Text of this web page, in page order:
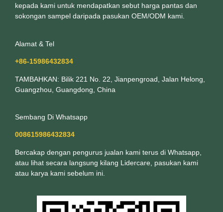
kepada kami untuk mendapatkan sebut harga pantas dan
sokongan sampel daripada pasukan OEM/ODM kami.
Alamat & Tel
+86-15986432834
TAMBAHKAN: Bilik 221 No. 22, Jianpengroad, Jalan Helong,
Guangzhou, Guangdong, China
Sembang Di Whatsapp
008615986432834
Bercakap dengan pengurus jualan kami terus di Whatsapp,
atau lihat secara langsung kilang Lidercare, pasukan kami
atau karya kami sebelum ini.